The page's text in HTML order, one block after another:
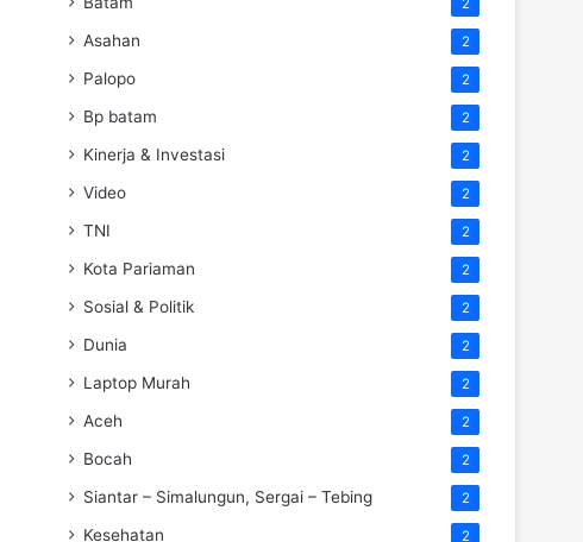
2
Asahan 2
Palopo 2
Bp batam 2
Kinerja & Investasi 2
Video 2
TNI 2
Kota Pariaman 2
Sosial & Politik 2
Dunia 2
Laptop Murah 2
Aceh 2
Bocah 2
Siantar – Simalungun, Sergai – Tebing 2
Kesehatan 2